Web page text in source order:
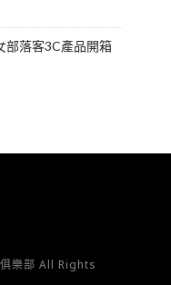
部落客3C產品開箱
樂部 All Rights